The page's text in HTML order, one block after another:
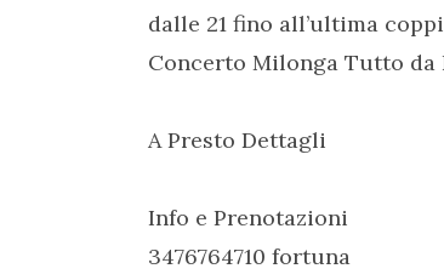
dalle 21 fino all’ultima
Concerto Milonga Tutto da
A Presto Dettagli
Info e Prenotazioni
3476764710 fortuna